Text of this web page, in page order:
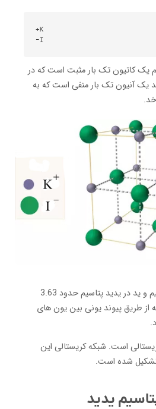
I-
یک کاتیون تک بار مثبت است که در
یک آنیون تک بار منفی است که به
فاصله بین یون های پتاسیم و ید در یدید پتاسیم حدود 3.63
از طریق پیوند یونی بین یون های
است. شبکه کریستالی این
تشکیل شده است.
یدید